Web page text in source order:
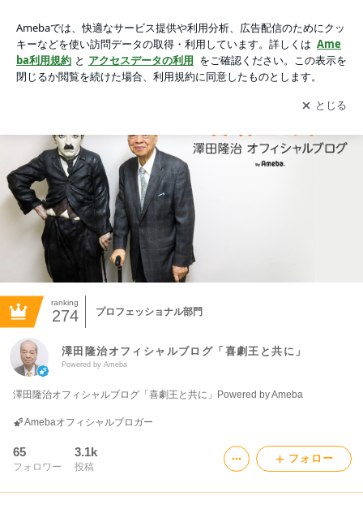
eba
アプリをダウンロードして ブログの更新通知
を受け取りまし
ょう。
開く
ranking
274 プロフェッショナル部門
澤田隆治オフィシャルブログ「喜劇王と共に」
Powered by Ameba
澤田隆治オフィシャルブログ「喜劇王と共に」Powered by Ameba
Amebaオフィシャルブロガー
65
フォロワー
3.1k
投稿
フォロー